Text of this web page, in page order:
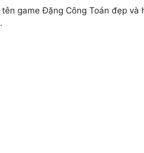
game Đặng Công Toán đẹp